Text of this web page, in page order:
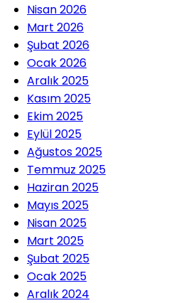
Nisan 2026
Mart 2026
Şubat 2026
Ocak 2026
Aralık 2025
Kasım 2025
Ekim 2025
Eylül 2025
Ağustos 2025
Temmuz 2025
Haziran 2025
Mayıs 2025
Nisan 2025
Mart 2025
Şubat 2025
Ocak 2025
Aralık 2024